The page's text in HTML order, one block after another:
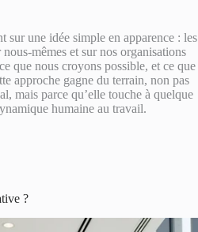
sur une idée simple en apparence : les
mêmes et sur nos organisations
que nous croyons possible, et ce que
approche gagne du terrain, non pas
mais parce qu’elle touche à quelque
humaine au travail.
?